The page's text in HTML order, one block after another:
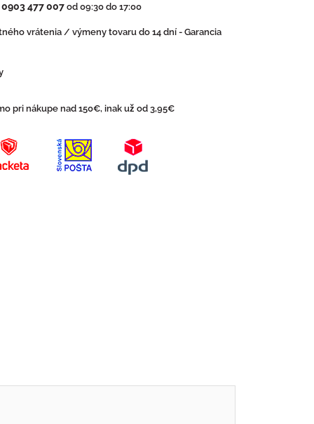
0903 477 007 od 09:30 do 17:00
vrátenia / výmeny tovaru do 14 dní - Garancia
pri nákupe nad 150€, inak už od 3,95€